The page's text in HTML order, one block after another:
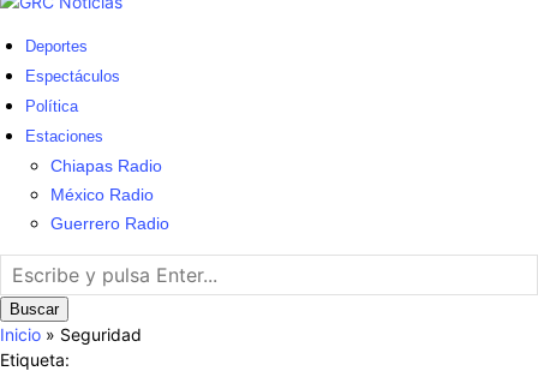
Deportes
Espectáculos
Política
Estaciones
Chiapas Radio
México Radio
Guerrero Radio
Buscar
Inicio » Seguridad
Etiqueta: